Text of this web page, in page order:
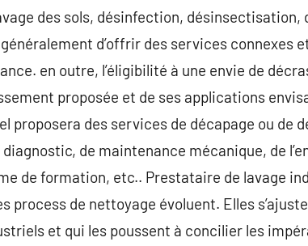
des sols, désinfection,
d’offrir des services connexes
en outre, l’éligibilité à une envie de
proposée et de ses applications
proposera des services de décapage ou de
de maintenance mécanique, de
de formation, etc.. Prestataire de lavage
process de nettoyage évoluent. Elles
et qui les poussent à concilier les